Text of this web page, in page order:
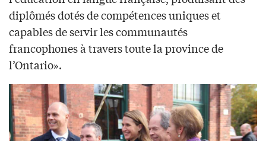
diplômés dotés de compétences uniques et
capables de servir les communautés
francophones à travers toute la province de
l’Ontario».